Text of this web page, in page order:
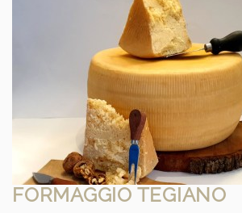
FORMAGGIO TEGIANO